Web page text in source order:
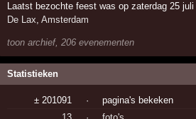
Laatst bezochte feest was op zaterdag 25
De Lax,Amsterdam
toon archief, 206 evenementen
Statistieken
± 201091 ·
pagina's bekeken